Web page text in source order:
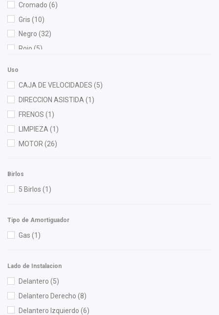
KEM(1)
M Series(2)
Mann Filter
Master Cut(1)
Mirsa Mikas Infante Ruiz
Polar
Purolator(1)
Recal
(15)
Rivsa (2)
Cromado (6)
Gris (10)
Negro (32)
Rojo (5)
Uso
CAJA DE VELOCIDADES (5)
DIRECCION ASISTIDA (1)
FRENOS (1)
LIMPIEZA (1)
MOTOR (26)
Birlos
5 Birlos (1)
Tipo de Amortiguador
Gas (1)
Lado de Instalacion
Delantero (5)
Delantero Derecho (8)
Delantero Izquierdo (6)